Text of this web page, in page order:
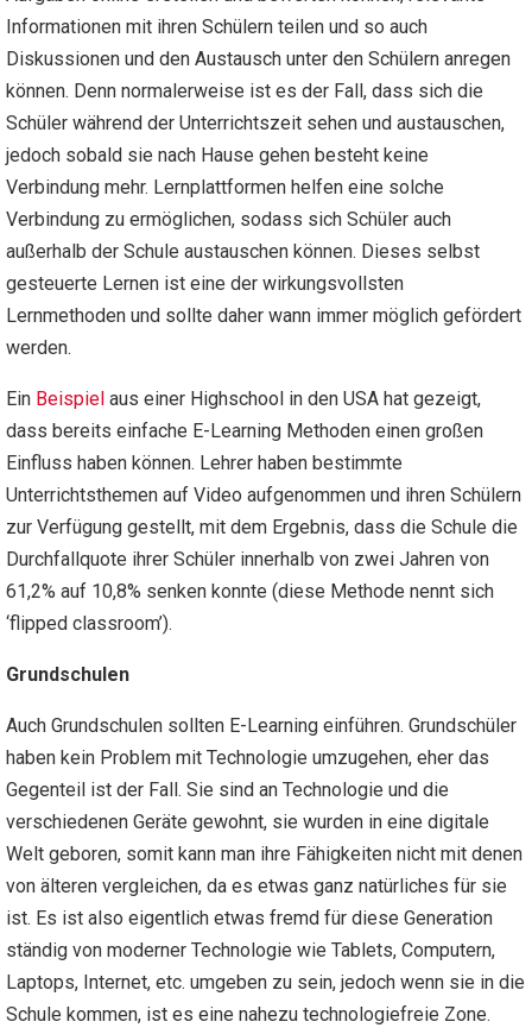
Informationen mit ihren Schülern teilen und so auch
Diskussionen und den Austausch unter den Schülern anregen
können. Denn normalerweise ist es der Fall, dass sich die
Schüler während der Unterrichtszeit sehen und austauschen,
jedoch sobald sie nach Hause gehen besteht keine
Verbindung mehr. Lernplattformen helfen eine solche
Verbindung zu ermöglichen, sodass sich Schüler auch
außerhalb der Schule austauschen können. Dieses selbst
gesteuerte Lernen ist eine der wirkungsvollsten
Lernmethoden und sollte daher wann immer möglich gefördert
werden.
Ein Beispiel aus einer Highschool in den USA hat gezeigt,
dass bereits einfache E-Learning Methoden einen großen
Einfluss haben können. Lehrer haben bestimmte
Unterrichtsthemen auf Video aufgenommen und ihren Schülern
zur Verfügung gestellt, mit dem Ergebnis, dass die Schule die
Durchfallquote ihrer Schüler innerhalb von zwei Jahren von
61,2% auf 10,8% senken konnte (diese Methode nennt sich
‘flipped classroom’).
Grundschulen
Auch Grundschulen sollten E-Learning einführen. Grundschüler
haben kein Problem mit Technologie umzugehen, eher das
Gegenteil ist der Fall. Sie sind an Technologie und die
verschiedenen Geräte gewohnt, sie wurden in eine digitale
Welt geboren, somit kann man ihre Fähigkeiten nicht mit denen
von älteren vergleichen, da es etwas ganz natürliches für sie
ist. Es ist also eigentlich etwas fremd für diese Generation
ständig von moderner Technologie wie Tablets, Computern,
Laptops, Internet, etc. umgeben zu sein, jedoch wenn sie in die
Schule kommen, ist es eine nahezu technologiefreie Zone.